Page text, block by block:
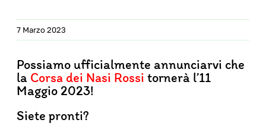
7 Marzo 2023
Possiamo ufficialmente annunciarvi che
la Corsa dei Nasi Rossi tornerà l’11
Maggio 2023!
Siete pronti?